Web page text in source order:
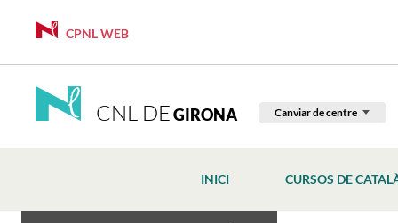
CPNL WEB
CNL DEGIRONA Canviar de centre
INICI CURSOS DE